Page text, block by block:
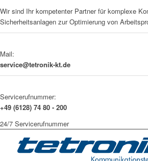
Wir sind Ihr kompetenter Partner für komplexe
Sicherheitsanlagen zur Optimierung von
Mail:
service@tetronik-kt.de
Servicerufnummer:
+49 (6128) 74 80 - 200
24/7 Servicerufnummer